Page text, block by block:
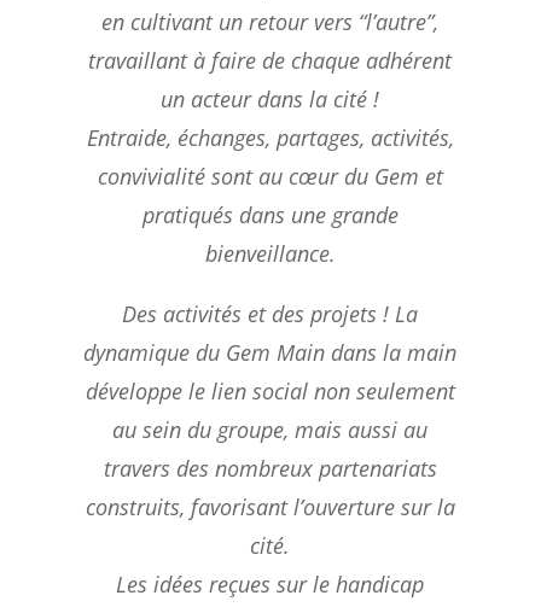
en cultivant un retour vers “l’autre”,
travaillant à faire de chaque adhérent
un acteur dans la cité !
Entraide, échanges, partages, activités,
convivialité sont au cœur du Gem et
pratiqués dans une grande
bienveillance.
Des activités et des projets ! La
dynamique du Gem Main dans la main
développe le lien social non seulement
au sein du groupe,mais aussi au
travers des nombreux partenariats
construits, favorisant l’ouverture sur la
cité.
Les idées reçues sur le handicap